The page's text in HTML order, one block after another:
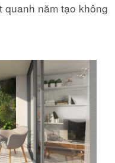
năm tạo không